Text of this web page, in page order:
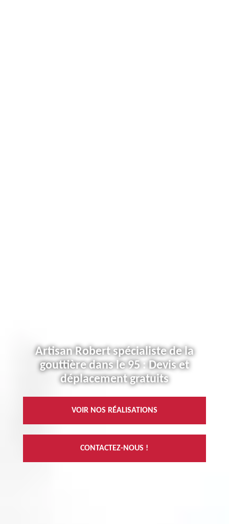
Artisan Robert spécialiste de la
gouttière dans le 95 : Devis et
déplacement gratuits
VOIR NOS RÉALISATIONS
CONTACTEZ-NOUS !